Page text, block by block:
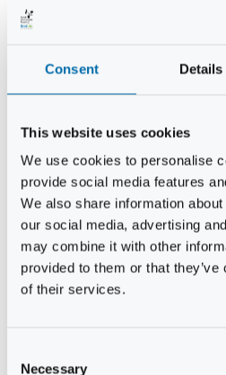
Consent Details
This website uses cookies
We use cookies to personalise
provide social media features
We also share information
our social media, advertising
may combine it with other
provided to them or that
of their services.
Necessary
Christian
Niels
Benny
Bent
Svend
Bent Wigh
Jens-Kjeld
Jon Fjeldså
William
Erik